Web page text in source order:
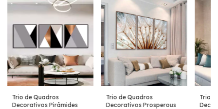
Trio de Quadros
Decorativos Pirâmides
Trio de Quadros
Decorativos Prosperous
Trio